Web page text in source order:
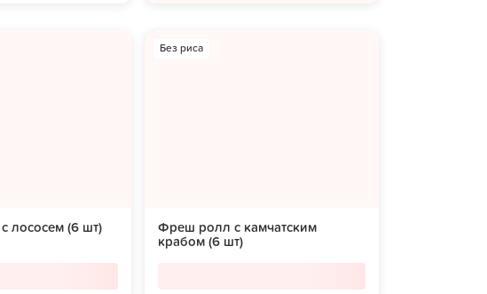
лососем (6 шт)
Без риса
Фреш ролл с камчатским
крабом (6 шт)